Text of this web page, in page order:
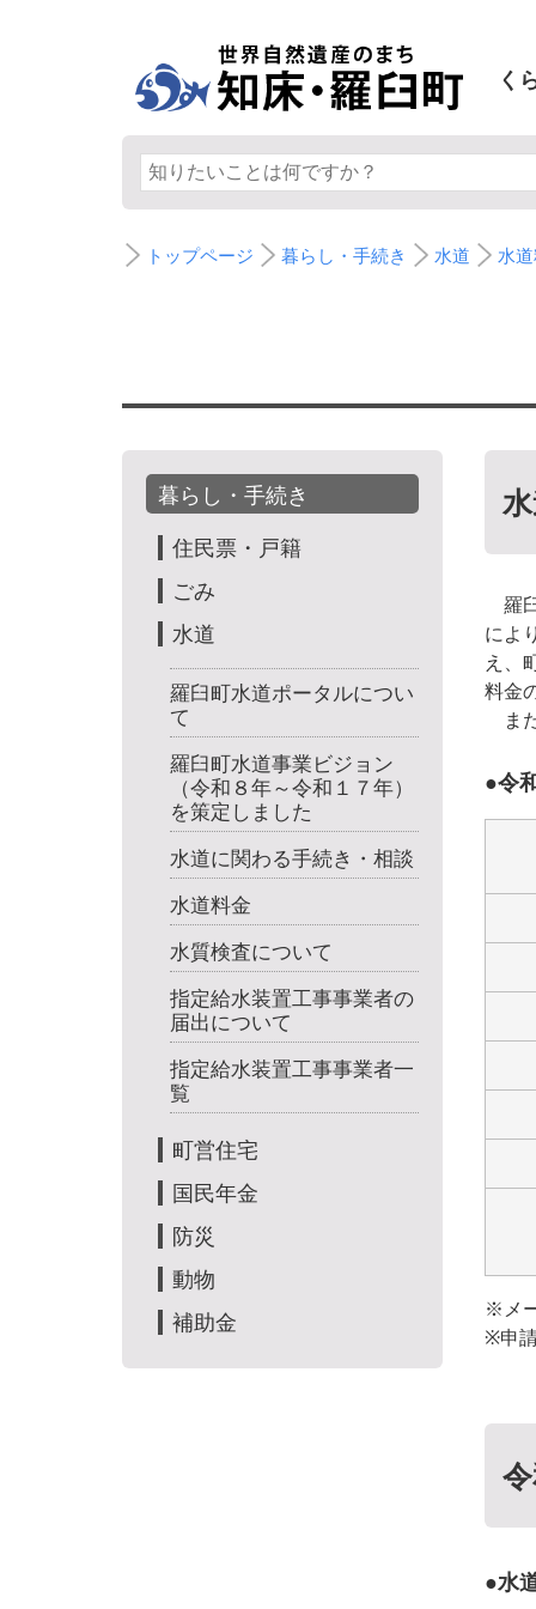
く
トップページ 暮らし・手続き 水道 水
暮らし・手続き
住民票・戸籍
ごみ
水道
羅臼町水道ポータルについ
て
羅臼町水道事業ビジョン
（令和８年～令和１７年）
を策定しました
水道に関わる手続き・相談
水道料金
水質検査について
指定給水装置工事事業者の
届出について
指定給水装置工事事業者一
覧
町営住宅
国民年金
防災
動物
補助金
羅
によ
え、
料金
ま
令
※メ
※申
水